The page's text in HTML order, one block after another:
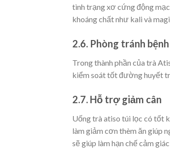
tình trạng xơ cứng động
khoáng chất như kali và
2.6. Phòng tránh
Trong thành phần của trà
kiểm soát tốt đường huyết
2.7. Hỗ trợ giảm cân
Uống trà atiso túi lọc có tốt
làm giảm cơn thèm ăn giúp
sẽ giúp làm hạn chế cảm